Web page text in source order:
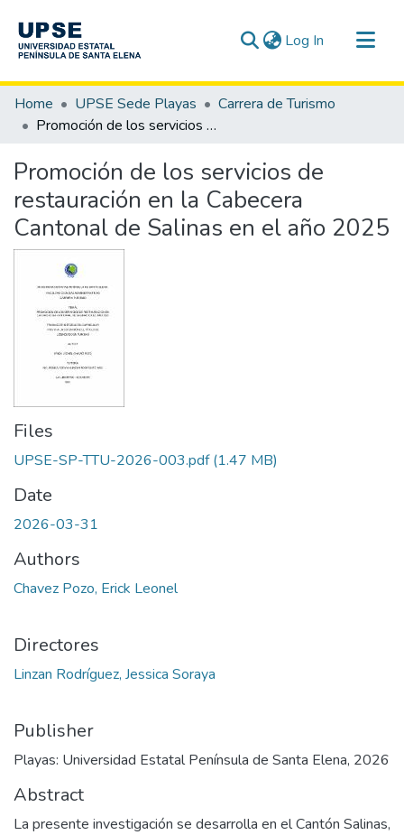
Log In (current)
Communities & Collections
All of DSpace
Home UPSE Sede Playas
Carrera de Turismo
Promoción de los servicios de restauración en la Cabecera Cantonal de Salinas en el año 2025
Promoción de los servicios de
restauración en la Cabecera
Cantonal de Salinas en el año 2025
Files
UPSE-SP-TTU-2026-003.pdf(1.47 MB)
Date
2026-03-31
Authors
Chavez Pozo, Erick Leonel
Directores
Linzan Rodríguez, Jessica Soraya
Publisher
Playas: Universidad Estatal Península de Santa Elena, 2026
Abstract
La presente investigación se desarrolla en el Cantón Salinas,